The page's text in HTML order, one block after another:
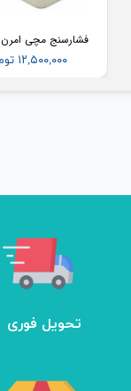
۱۲,۵۰۰,۰۰۰ تومان
تحویل فوری